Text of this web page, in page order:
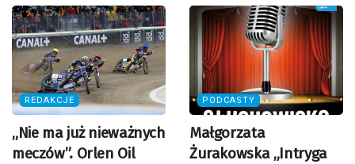
REDAKCJE
„Nie ma już nieważnych
meczów”. Orlen Oil
PODCASTY
Małgorzata
Żurakowska „Intryga